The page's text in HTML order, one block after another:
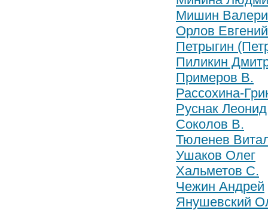
Мишин
Орлов Евгений
Петрыгин
Пиликин
Примеров В.
Рассохина-
Руснак Леонид
Соколов В.
Тюленев
Ушаков Олег
Хальметов С.
Чежин Андрей
Янушевский